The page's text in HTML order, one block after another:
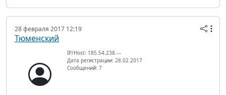
28 февраля 2017 12:19
Тюменский
IP/Host: 185.54.238.---
Дата регистрации: 28.02.2017
Сообщений: 7